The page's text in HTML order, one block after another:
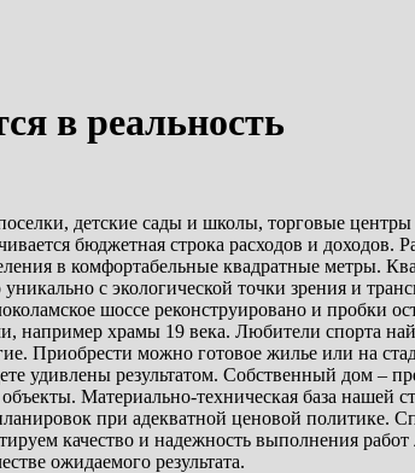
в реальность
детские сады и школы, торговые
бюджетная строка расходов и доходов.
в комфортабельные квадратные метры.
с экологической точки зрения и
шоссе реконструировано и пробки
например храмы 19 века. Любители спорта
Приобрести можно готовое жилье или на
удивлены результатом. Собственный дом –
Материально-техническая база нашей
при адекватной ценовой
качество и надежность выполнения
ожидаемого результата.